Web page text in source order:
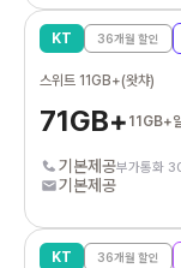
KT 36개월 할인
스위트 11GB+(왓챠)
71GB+ 11GB+
기본제공부가통화
기본제공
KT 36개월 할인